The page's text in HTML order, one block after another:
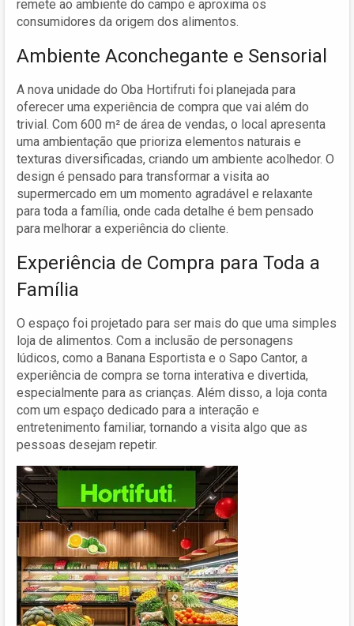
remete ao ambiente do campo e aproxima os
consumidores da origem dos alimentos.
Ambiente Aconchegante e Sensorial
A nova unidade do Oba Hortifruti foi planejada para
oferecer uma experiência de compra que vai além do
trivial. Com 600 m² de área de vendas, o local apresenta
uma ambientação que prioriza elementos naturais e
texturas diversificadas, criando um ambiente acolhedor. O
design é pensado para transformar a visita ao
supermercado em um momento agradável e relaxante
para toda a família, onde cada detalhe é bem pensado
para melhorar a experiência do cliente.
Experiência de Compra para Toda a
Família
O espaço foi projetado para ser mais do que uma simples
loja de alimentos. Com a inclusão de personagens
lúdicos, como a Banana Esportista e o Sapo Cantor, a
experiência de compra se torna interativa e divertida,
especialmente para as crianças. Além disso, a loja conta
com um espaço dedicado para a interação e
entretenimento familiar, tornando a visita algo que as
pessoas desejam repetir.